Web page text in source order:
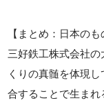
【まとめ：日本の
三好鉄工株式会社
くりの真髄を体現
合することで生ま